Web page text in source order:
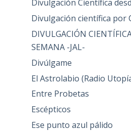
Divulgación Científica
Divulgación científica por
DIVULGACIÓN
SEMANA -JAL-
Divúlgame
El Astrolabio (Radio
Entre Probetas
Escépticos
Ese punto azul pálido